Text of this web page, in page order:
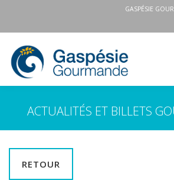
GASPÉSIE
ACTUALITÉS ET BILLETS
RETOUR